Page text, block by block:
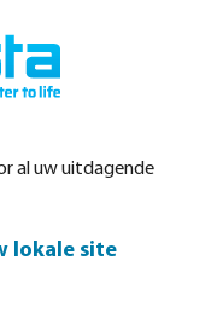
al uw uitdagende
lokale site